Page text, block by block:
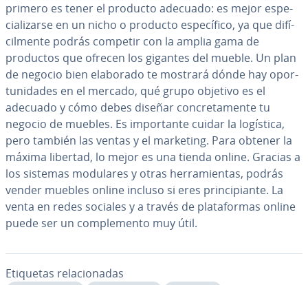
primero es tener el producto adecuado: es mejor es­pe­
cia­li­zar­se en un nicho o producto es­pe­cí­fi­co, ya que di­fí­
ci­l­me­n­te podrás competir con la amplia gama de
productos que ofrecen los gigantes del mueble. Un plan
de negocio bien elaborado te mostrará dónde hay opo­r­
tu­ni­da­des en el mercado, qué grupo objetivo es el
adecuado y cómo debes diseñar co­n­cre­ta­me­n­te tu
negocio de muebles. Es im­po­r­ta­n­te cuidar la logística,
pero también las ventas y el marketing. Para obtener la
máxima libertad, lo mejor es una tienda online. Gracias a
los sistemas modulares y otras he­rra­mie­n­tas, podrás
vender muebles online incluso si eres pri­n­ci­pia­n­te. La
venta en redes sociales y a través de pla­ta­fo­r­mas online
puede ser un co­m­ple­me­n­to muy útil.
Etiquetas re­la­cio­na­das